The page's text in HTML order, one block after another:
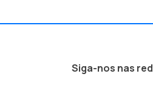
Siga-nos nas